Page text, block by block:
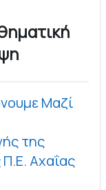
Μαζί
της
Π.Ε. Αχαΐας